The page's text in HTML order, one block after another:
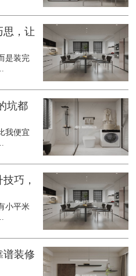
思，让
是装完
坑都
我便宜
巧，
小平米
谱装修